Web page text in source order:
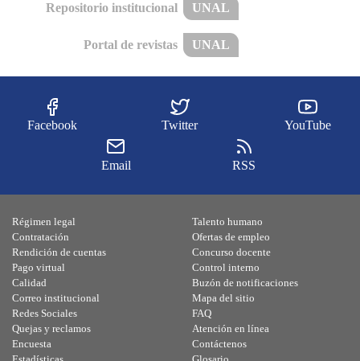
Repositorio institucional UNAL
Portal de revistas UNAL
Facebook Twitter YouTube
Email RSS
Régimen legal
Contratación
Rendición de cuentas
Pago virtual
Calidad
Talento humano
Ofertas de empleo
Concurso docente
Control interno
Buzón de notificaciones
Correo institucional
Redes Sociales
Quejas y reclamos
Encuesta
Mapa del sitio
FAQ
Atención en línea
Contáctenos